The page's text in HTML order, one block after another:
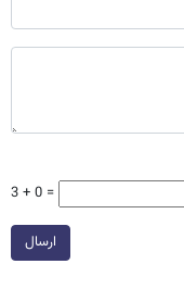
3 + 0 =
ارسال